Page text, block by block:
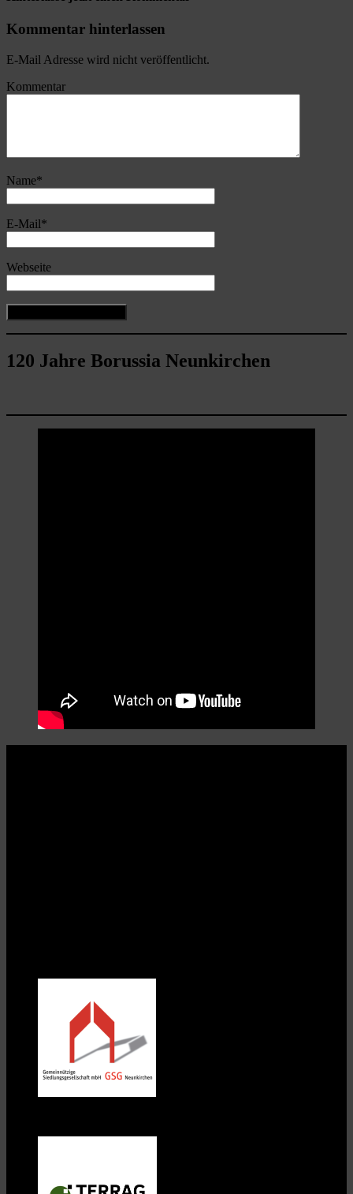
Kommentar hinterlassen
E-Mail Adresse wird nicht veröffentlicht.
Kommentar
Name*
E-Mail*
Webseite
120 Jahre Borussia Neunkirchen